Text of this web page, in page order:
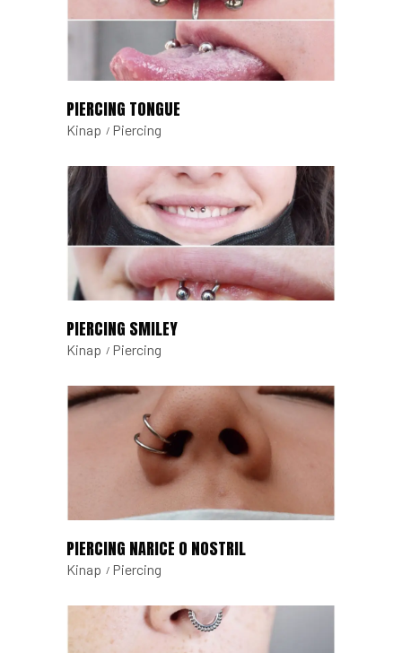
PIERCING TONGUE
Kinap Piercing
PIERCING SMILEY
Kinap Piercing
PIERCING NARICE O NOSTRIL
Kinap Piercing